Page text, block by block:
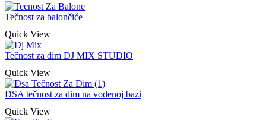
Tečnost za balončiće
Quick View
Tečnost za dim DJ MIX STUDIO
Quick View
DSA tečnost za dim na vodenoj bazi
Quick View